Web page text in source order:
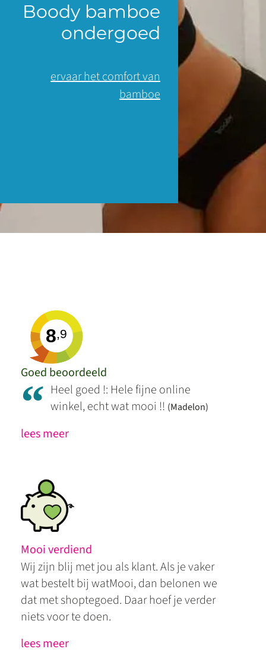
Boody bamboe
ondergoed
ervaar het comfort van
bamboe
8,9
Goed beoordeeld
“ Heel goed !: Hele fijne online
winkel, echt wat mooi !! (Madelon)
lees meer
Mooi verdiend
Wij zijn blij met jou als klant. Als je vaker
wat bestelt bij watMooi, dan belonen we
dat met shoptegoed. Daar hoef je verder
niets voor te doen.
lees meer